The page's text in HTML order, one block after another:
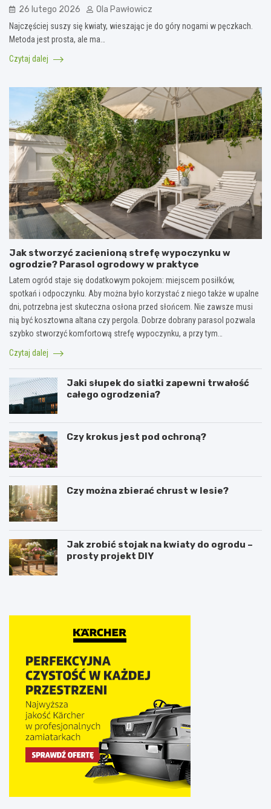
26 lutego 2026 Ola Pawłowicz
Najczęściej suszy się kwiaty, wieszając je do góry nogami w pęczkach.
Metoda jest prosta, ale ma…
Czytaj dalej
Jak stworzyć zacienioną strefę wypoczynku w
ogrodzie? Parasol ogrodowy w praktyce
Latem ogród staje się dodatkowym pokojem: miejscem posiłków,
spotkań i odpoczynku. Aby można było korzystać z niego także w upalne
dni, potrzebna jest skuteczna osłona przed słońcem. Nie zawsze musi
nią być kosztowna altana czy pergola. Dobrze dobrany parasol pozwala
szybko stworzyć komfortową strefę wypoczynku, a przy tym…
Czytaj dalej
Jaki słupek do siatki zapewni trwałość
całego ogrodzenia?
Czy krokus jest pod ochroną?
Czy można zbierać chrust w lesie?
Jak zrobić stojak na kwiaty do ogrodu –
prosty projekt DIY